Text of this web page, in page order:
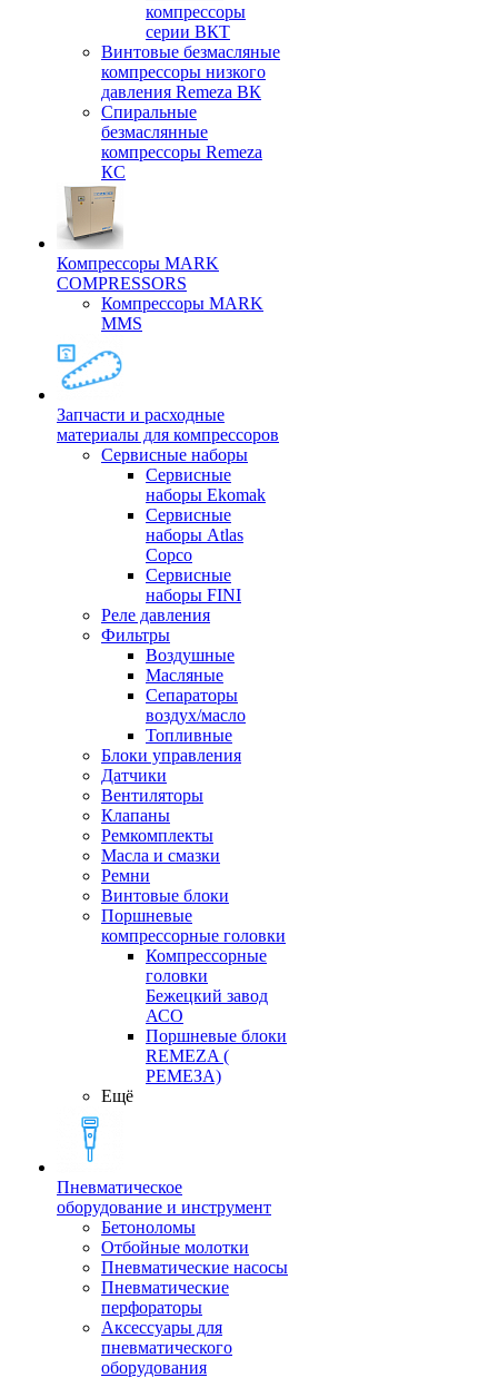
компрессоры
серии ВКТ
Винтовые безмасляные
компрессоры низкого
давления Remeza ВК
Спиральные
безмаслянные
компрессоры Remeza
КС
Компрессоры MARK
COMPRESSORS
Компрессоры MARK
MMS
Запчасти и расходные
материалы для компрессоров
Cервисные наборы
Сервисные
наборы Ekomak
Cервисные
наборы Atlas
Copco
Сервисные
наборы FINI
Реле давления
Фильтры
Воздушные
Масляные
Сепараторы
воздух/масло
Топливные
Блоки управления
Датчики
Вентиляторы
Клапаны
Ремкомплекты
Масла и смазки
Ремни
Винтовые блоки
Поршневые
компрессорные головки
Компрессорные
головки
Бежецкий завод
АСО
Поршневые блоки
REMEZA (
РЕМЕЗА)
Ещё
Пневматическое
оборудование и инструмент
Бетоноломы
Отбойные молотки
Пневматические насосы
Пневматические
перфораторы
Аксессуары для
пневматического
оборудования